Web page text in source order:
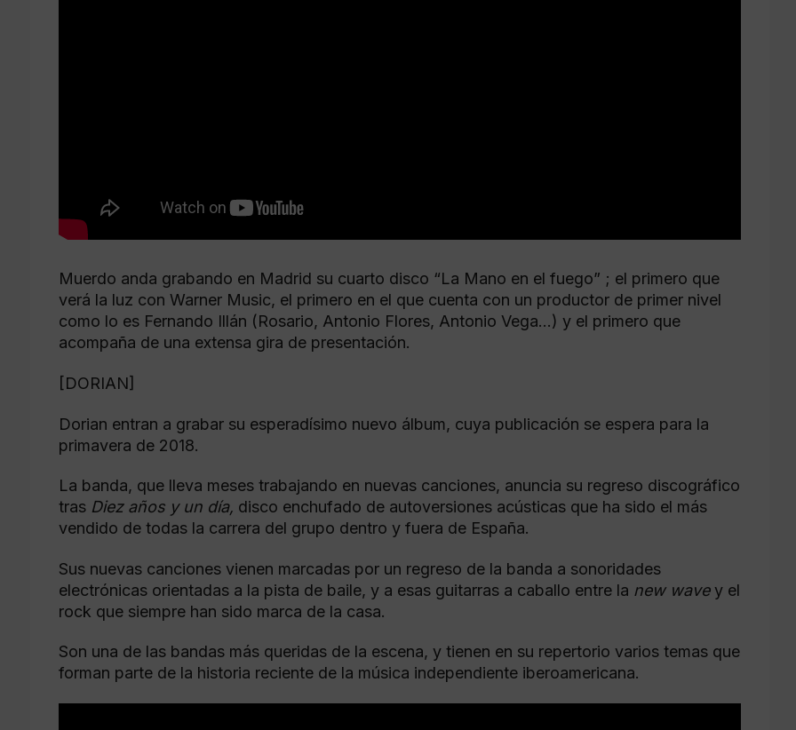
Muerdo anda grabando en Madrid su cuarto disco “La Mano en el fuego” ; el primero que
verá la luz con Warner Music, el primero en el que cuenta con un productor de primer nivel
como lo es Fernando Illán (Rosario, Antonio Flores, Antonio Vega…) y el primero que
acompaña de una extensa gira de presentación.
[DORIAN]
Dorian entran a grabar su esperadísimo nuevo álbum, cuya publicación se espera para la
primavera de 2018.
La banda, que lleva meses trabajando en nuevas canciones, anuncia su regreso discográfico
tras Diez años y un día, disco enchufado de autoversiones acústicas que ha sido el más
vendido de todas la carrera del grupo dentro y fuera de España.
Sus nuevas canciones vienen marcadas por un regreso de la banda a sonoridades
electrónicas orientadas a la pista de baile, y a esas guitarras a caballo entre la new wavey el
rock que siempre han sido marca de la casa.
Son una de las bandas más queridas de la escena, y tienen en su repertorio varios temas que
forman parte de la historia reciente de la música independiente iberoamericana.